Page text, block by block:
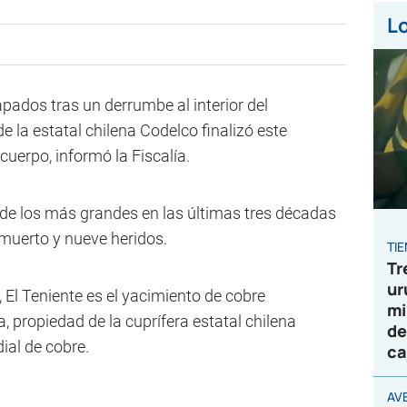
tras un derrumbe al interior del
la estatal chilena Codelco finalizó este
informó la Fiscalía.
los más grandes en las últimas tres décadas
y nueve heridos.
Teniente es el yacimiento de cobre
propiedad de la cuprífera estatal chilena
de cobre.